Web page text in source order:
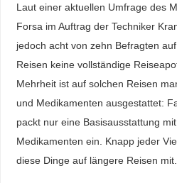
Laut einer aktuellen Umfrage des
Forsa im Auftrag der Techniker
jedoch acht von zehn Befragten
Reisen keine vollständige
Mehrheit ist auf solchen Reisen
und Medikamenten ausgestattet:
packt nur eine Basisausstattung
Medikamenten ein. Knapp jeder
diese Dinge auf längere Reisen mit.